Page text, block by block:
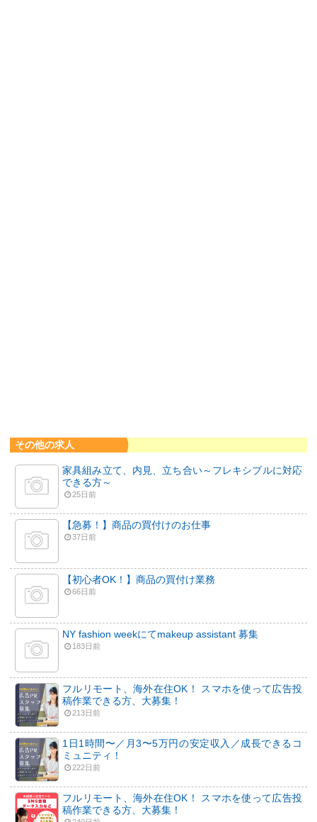
その他の求人
家具組み立て、内見、立ち合い～フレキシブルに対応
できる方～
25日前
【急募！】商品の買付けのお仕事
37日前
【初心者OK！】商品の買付け業務
66日前
NY fashion weekにてmakeup assistant 募集
183日前
フルリモート、海外在住OK！ スマホを使って広告投
稿作業できる方、大募集！
213日前
1日1時間〜／月3〜5万円の安定収入／成長できるコ
ミュニティ！
222日前
フルリモート、海外在住OK！ スマホを使って広告投
稿作業できる方、大募集！